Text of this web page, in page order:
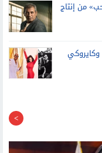
من إنتاج